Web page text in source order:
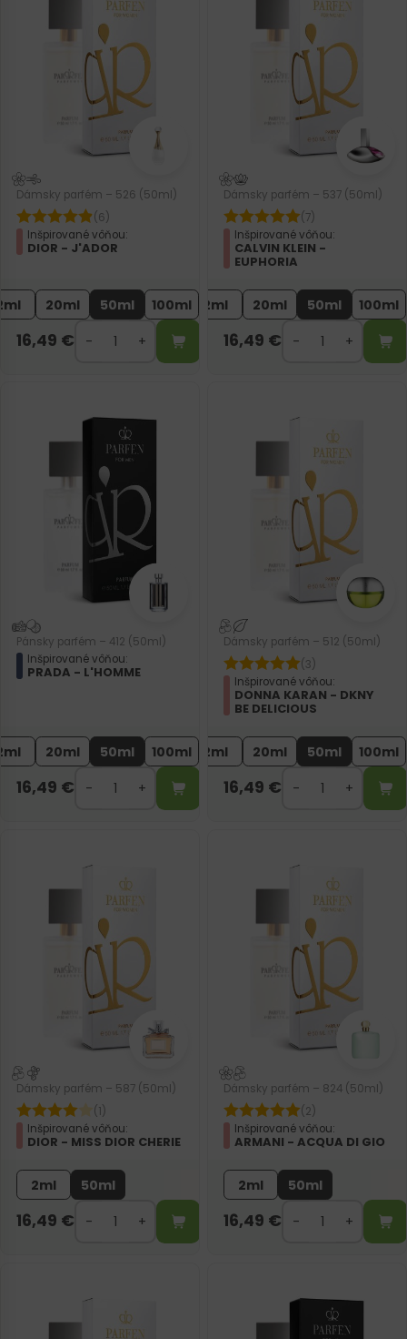
Dámsky parfém – 526 (50ml)
(6)
Inšpirované vôňou:
DIOR - J'ADOR
20ml 50ml 100ml
16,49 €
Dámsky parfém – 537 (50ml)
(7)
Inšpirované vôňou:
CALVIN KLEIN -
EUPHORIA
2ml 20ml 50ml 100ml
16,49 €
Pánsky parfém – 412 (50ml)
Inšpirované vôňou:
PRADA - L'HOMME
20ml 50ml 100ml
16,49 €
Dámsky parfém – 512 (50ml)
(3)
Inšpirované vôňou:
DONNA KARAN - DKNY
BE DELICIOUS
2ml 20ml 50ml 100ml
16,49 €
Dámsky parfém – 587 (50ml)
(1)
Inšpirované vôňou:
DIOR - MISS DIOR CHERIE
2ml 50ml
16,49 €
Dámsky parfém – 824 (50ml)
(2)
Inšpirované vôňou:
ARMANI - ACQUA DI GIO
2ml 50ml
16,49 €